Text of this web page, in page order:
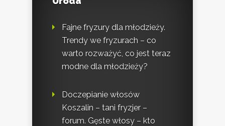
Fajne fryzury dla młodzieży.
Trendy we fryzurach – co
warto rozważyć, co jest teraz
modne dla młodzieży?
Doczepianie włosów
Koszalin – tani fryzjer –
forum. Gęste włosy – kto